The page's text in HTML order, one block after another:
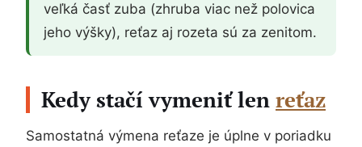
veľká časť zuba (zhruba viac než polovica
jeho výšky), reťaz aj rozeta sú za zenitom.
Kedy stačí vymeniť len reťaz
Samostatná výmena reťaze je úplne v poriadku